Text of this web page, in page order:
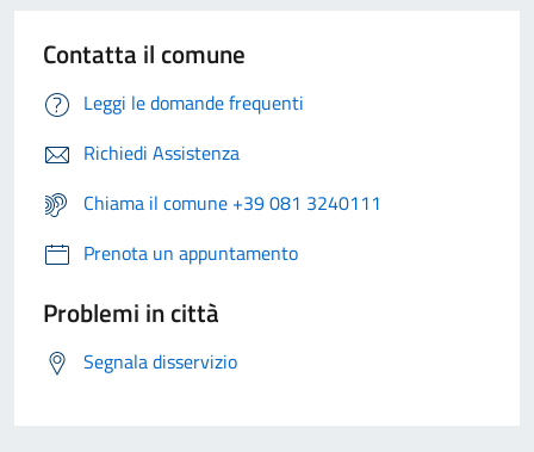
Contatta il comune
Leggi le domande frequenti
Richiedi Assistenza
Chiama il comune +39 081 3240111
Prenota un appuntamento
Problemi in città
Segnala disservizio